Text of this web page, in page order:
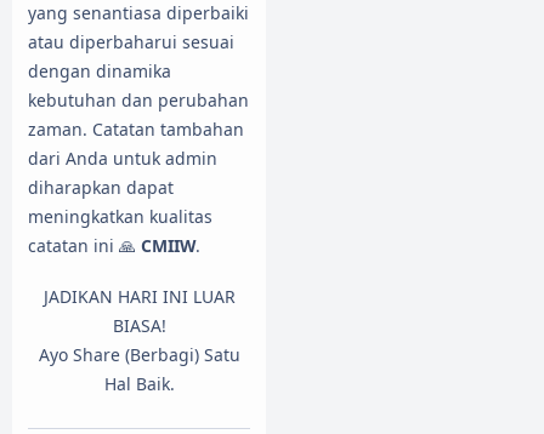
yang senantiasa diperbaiki
atau diperbaharui sesuai
dengan dinamika
kebutuhan dan perubahan
zaman. Catatan tambahan
dari Anda untuk admin
diharapkan dapat
meningkatkan kualitas
catatan ini 🙏 CMIIW.
JADIKAN HARI INI LUAR
BIASA!
Ayo Share (Berbagi) Satu
Hal Baik.